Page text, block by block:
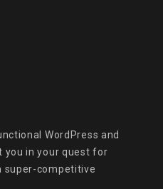
WordPress and
you in your quest for
super-competitive